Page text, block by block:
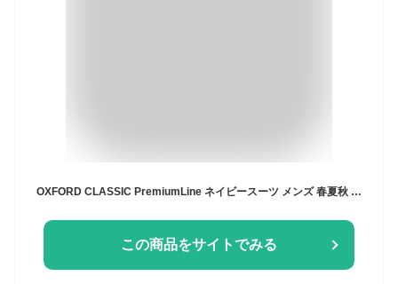
OXFORD CLASSIC PremiumLine ネイビースーツ メンズ 春夏秋 段返り3つボタン 紺無地 5588 A3 A4 A6 AB4 AB8 BB4 BB7
この商品をサイトでみる